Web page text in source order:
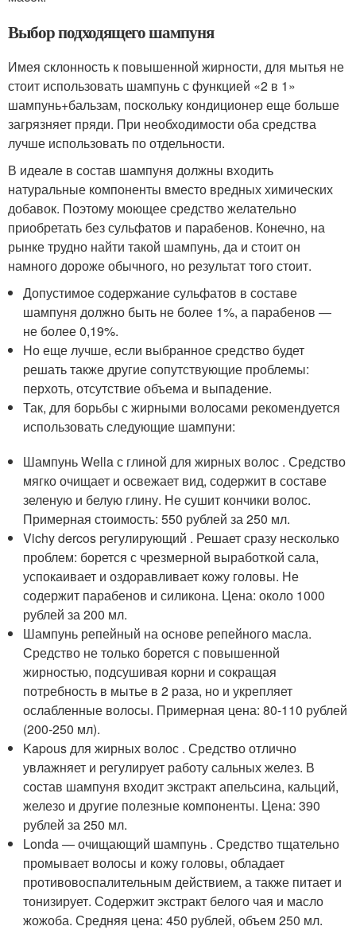
Выбор подходящего шампуня
Имея склонность к повышенной жирности, для мытья не
стоит использовать шампунь с функцией «2 в 1»
шампунь+бальзам, поскольку кондиционер еще больше
загрязняет пряди. При необходимости оба средства
лучше использовать по отдельности.
В идеале в состав шампуня должны входить
натуральные компоненты вместо вредных химических
добавок. Поэтому моющее средство желательно
приобретать без сульфатов и парабенов. Конечно, на
рынке трудно найти такой шампунь, да и стоит он
намного дороже обычного, но результат того стоит.
Допустимое содержание сульфатов в составе
шампуня должно быть не более 1%, а парабенов —
не более 0,19%.
Но еще лучше, если выбранное средство будет
решать также другие сопутствующие проблемы:
перхоть, отсутствие объема и выпадение.
Так, для борьбы с жирными волосами рекомендуется
использовать следующие шампуни:
Шампунь Wella с глиной для жирных волос . Средство
мягко очищает и освежает вид, содержит в составе
зеленую и белую глину. Не сушит кончики волос.
Примерная стоимость: 550 рублей за 250 мл.
Vichy dercos регулирующий . Решает сразу несколько
проблем: борется с чрезмерной выработкой сала,
успокаивает и оздоравливает кожу головы. Не
содержит парабенов и силикона. Цена: около 1000
рублей за 200 мл.
Шампунь репейный на основе репейного масла.
Средство не только борется с повышенной
жирностью, подсушивая корни и сокращая
потребность в мытье в 2 раза, но и укрепляет
ослабленные волосы. Примерная цена: 80-110 рублей
(200-250 мл).
Kapous для жирных волос . Средство отлично
увлажняет и регулирует работу сальных желез. В
состав шампуня входит экстракт апельсина, кальций,
железо и другие полезные компоненты. Цена: 390
рублей за 250 мл.
Londa — очищающий шампунь . Средство тщательно
промывает волосы и кожу головы, обладает
противовоспалительным действием, а также питает и
тонизирует. Содержит экстракт белого чая и масло
жожоба. Средняя цена: 450 рублей, объем 250 мл.